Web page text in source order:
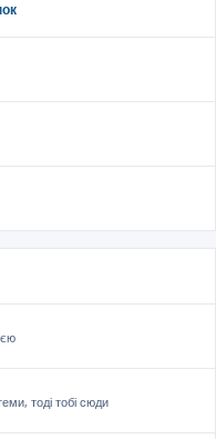
тоді тобі сюди